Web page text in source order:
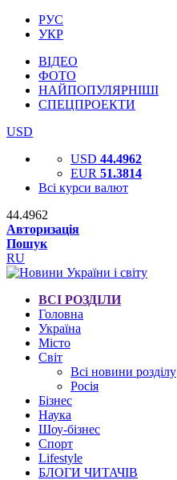
РУС
УКР
ВІДЕО
ФОТО
НАЙПОПУЛЯРНІШІ
СПЕЦПРОЕКТИ
USD
USD 44.4962
EUR 51.3814
Всі курси валют
44.4962
Авторизація
Пошук
RU
ВСІ РОЗДІЛИ
Головна
Україна
Місто
Світ
Всі новини розділу
Росія
Бізнес
Наука
Шоу-бізнес
Спорт
Lifestyle
БЛОГИ ЧИТАЧІВ